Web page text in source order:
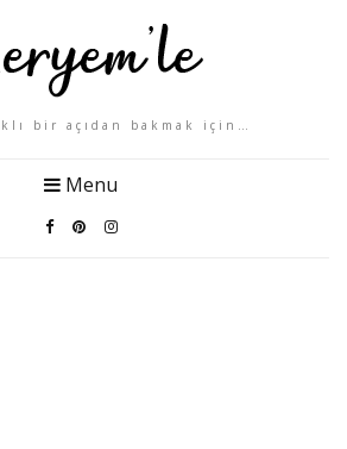
bir açıdan bakmak için…
Menu